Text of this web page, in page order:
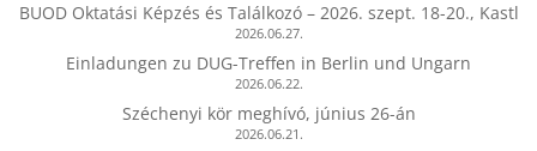
BUOD Oktatási Képzés és Találkozó – 2026. szept. 18-20., Kastl
2026.06.27.
Einladungen zu DUG-Treffen in Berlin und Ungarn
2026.06.22.
Széchenyi kör meghívó, június 26-án
2026.06.21.